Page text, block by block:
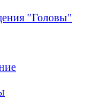
"Головы"